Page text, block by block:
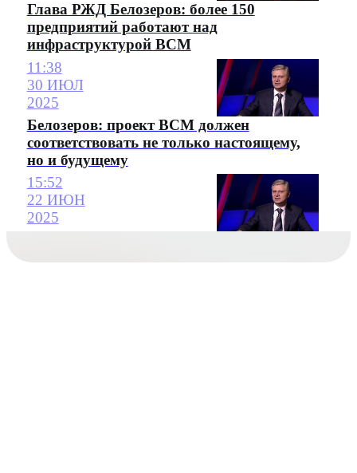
Глава РЖД Белозеров: более 150
предприятий работают над
инфраструктурой ВСМ
11:38
30 ИЮЛ
2025
Белозеров: проект ВСМ должен
соответствовать не только настоящему,
но и будущему
15:52
22 ИЮН
2025